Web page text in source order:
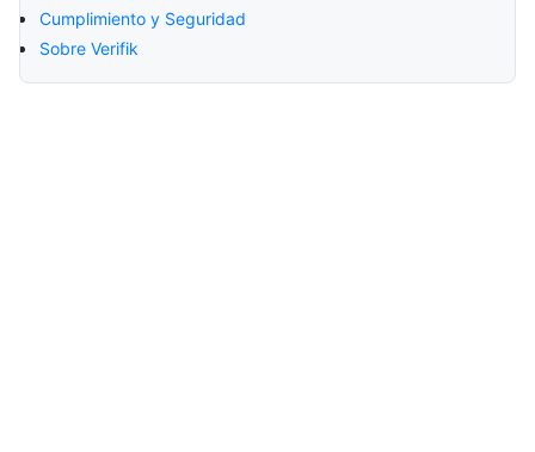
Cumplimiento y Seguridad
Sobre Verifik